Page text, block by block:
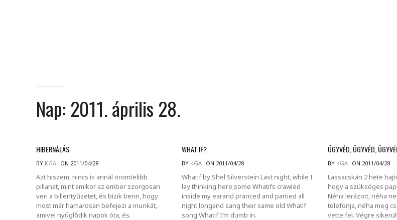
Nap: 2011. április 28.
HIBERNÁLÁS
BY KGA ON 2011/04/28
Azt hiszem, nincs is annál örömtelibb
pillanat, mint amikor az ember szorgosan
veri a billentyűzetet, és bízik benn, hogy
most már hamarosan befejezi a munkát,
amivel nyűglődik napok óta, és.
WHAT IF?
BY KGA ON 2011/04/28
Whatif by Shel Silverstein Last night, while I
lay thinking here,some Whatifs crawled
inside my earand pranced and partied all
night longand sang their same old Whatif
song:Whatif I’m dumb in.
ÜGYVÉD, ÜGYVÉD,
BY KGA ON 2011/04/28
Lassacskán 2 hete
hogy a szükséges
Néha lerázott, néha
telefonja, néha meg
vette fel. Végre